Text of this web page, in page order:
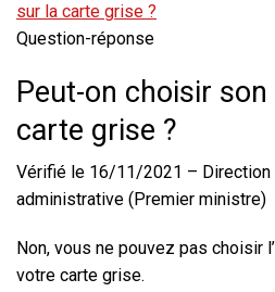
sur la carte grise ?
Question-réponse
Peut-on choisir
carte grise ?
Vérifié le 16/11/2021 – Direction
administrative (Premier ministre)
Non, vous ne pouvez pas choisir
votre carte grise.